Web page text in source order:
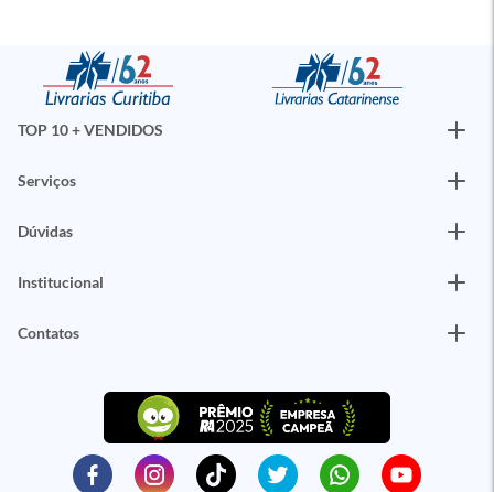
TOP 10 + VENDIDOS
Serviços
Dúvidas
Institucional
Contatos